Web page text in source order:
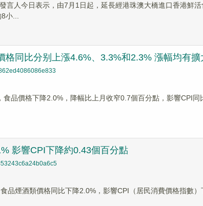
言人今日表示，由7月1日起，延長經港珠澳大橋進口香港鮮
小...
格同比分别上漲4.6%、3.3%和2.3% 漲幅均有擴
品價格下降2.0%，降幅比上月收窄0.7個百分點，影響CPI
影響CPI下降約0.43個百分點
品煙酒類價格同比下降2.0%，影響CPI（居民消費價格指數